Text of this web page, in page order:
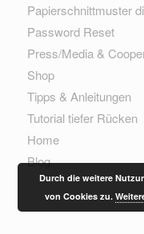
Papierschnittmuster
Password Reset
Press/Media &
Shop
Tipps & Anleitungen
Tutorial tiefer Rücken
Home
Blog
Durch die weitere
von Cookies zu.